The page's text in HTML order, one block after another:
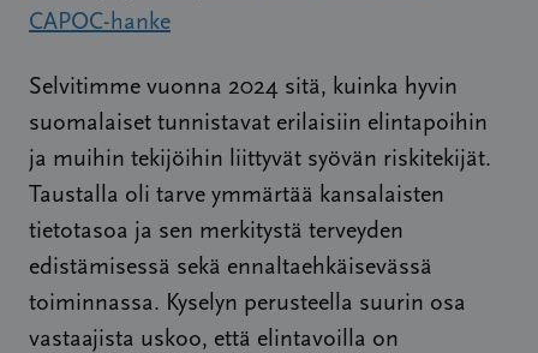
CAPOC-hanke
Selvitimme vuonna 2024 sitä, kuinka hyvin
suomalaiset tunnistavat erilaisiin elintapoihin
ja muihin tekijöihin liittyvät syövän riskitekijät.
Taustalla oli tarve ymmärtää kansalaisten
tietotasoa ja sen merkitystä terveyden
edistämisessä sekä ennaltaehkäisevässä
toiminnassa. Kyselyn perusteella suurin osa
vastaajista uskoo, että elintavoilla on